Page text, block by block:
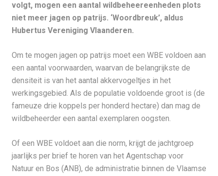
volgt, mogen een aantal wildbeheereenheden plots
niet meer jagen op patrijs. ‘Woordbreuk’, aldus
Hubertus Vereniging Vlaanderen.
Om te mogen jagen op patrijs moet een WBE voldoen aan
een aantal voorwaarden, waarvan de belangrijkste de
densiteit is van het aantal akkervogeltjes in het
werkingsgebied. Als de populatie voldoende groot is (de
fameuze drie koppels per honderd hectare) dan mag de
wildbeheerder een aantal exemplaren oogsten.
Of een WBE voldoet aan die norm, krijgt de jachtgroep
jaarlijks per brief te horen van het Agentschap voor
Natuur en Bos (ANB), de administratie binnen de Vlaamse